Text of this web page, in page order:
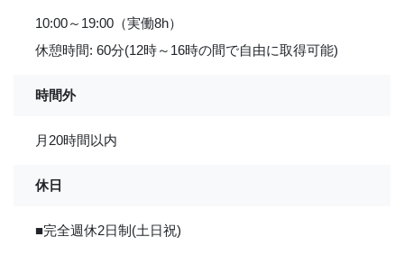
10:00～19:00（実働8h）
休憩時間: 60分(12時～16時の間で自由に取得可能)
時間外
月20時間以内
休日
■完全週休2日制(土日祝)